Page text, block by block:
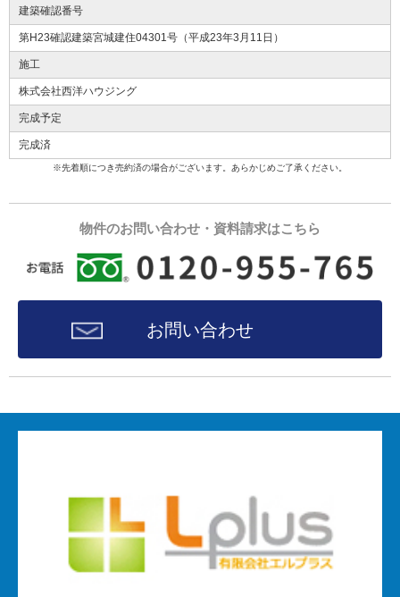
建築確認番号
第H23確認建築宮城建住04301号（平成23年3月11日）
施工
株式会社西洋ハウジング
完成予定
完成済
※先着順につき売約済の場合がございます。あらかじめご了承ください。
物件のお問い合わせ・資料請求はこちら
お問い合わせ